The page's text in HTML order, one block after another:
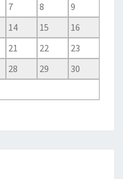
7 8
9
14 15
16
21 22
23
28 29
30